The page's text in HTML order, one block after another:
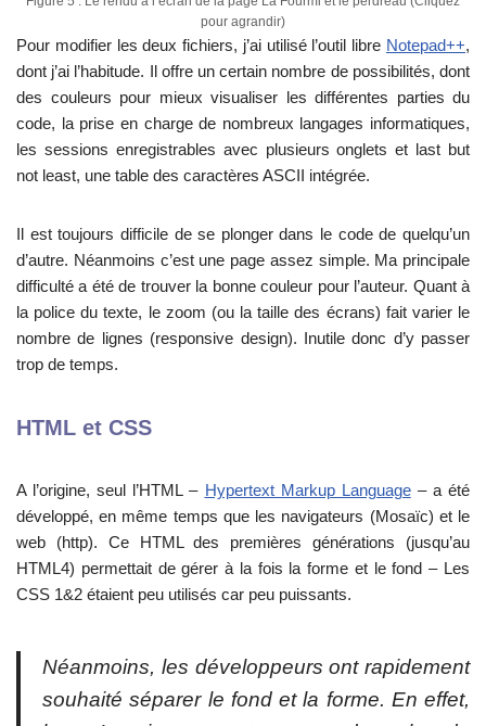
pour agrandir)
Pour modifier les deux fichiers, j’ai utilisé l’outil libre Notepad++,
dont j’ai l’habitude. Il offre un certain nombre de possibilités, dont
des couleurs pour mieux visualiser les différentes parties du
code, la prise en charge de nombreux langages informatiques,
les sessions enregistrables avec plusieurs onglets et last but
not least, une table des caractères ASCII intégrée.
Il est toujours difficile de se plonger dans le code de quelqu’un
d’autre. Néanmoins c’est une page assez simple. Ma principale
difficulté a été de trouver la bonne couleur pour l’auteur. Quant à
la police du texte, le zoom (ou la taille des écrans) fait varier le
nombre de lignes (responsive design). Inutile donc d’y passer
trop de temps.
HTML et CSS
A l’origine, seul l’HTML – Hypertext Markup Language– a été
développé, en même temps que les navigateurs (Mosaïc) et le
web (http). Ce HTML des premières générations (jusqu’au
HTML4) permettait de gérer à la fois la forme et le fond – Les
CSS 1&2 étaient peu utilisés car peu puissants.
Néanmoins, les développeurs ont rapidement
souhaité séparer le fond et la forme. En effet,